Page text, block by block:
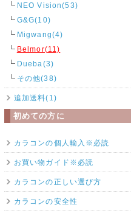
NEO Vision(53)
G&G(10)
Migwang(4)
Belmor(11)
Dueba(3)
その他(38)
追加送料(1)
初めての方に
カラコンの個人輸入※必読
お買い物ガイド※必読
カラコンの正しい選び方
カラコンの安全性